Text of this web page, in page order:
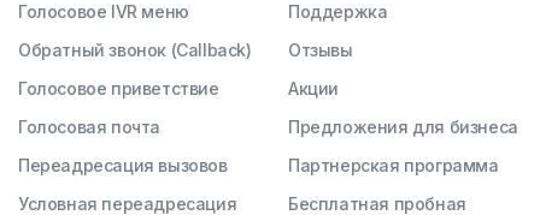
Голосовое IVR меню
Обратный звонок (Callback)
Голосовое приветствие
Голосовая почта
Переадресация вызовов
Условная переадресация
Поддержка
Отзывы
Акции
Предложения для бизнеса
Партнерская программа
Бесплатная пробная